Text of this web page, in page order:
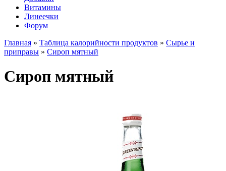
Витамины
Линеечки
Форум
Главная » Таблица калорийности продуктов » Сырье и
приправы » Сироп мятный
Сироп мятный